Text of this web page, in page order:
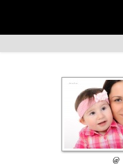
@